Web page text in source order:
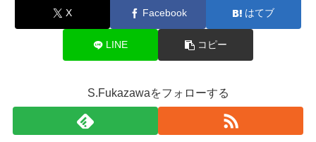
X Facebook はてブ
LINE コピー
S.Fukazawaをフォローする